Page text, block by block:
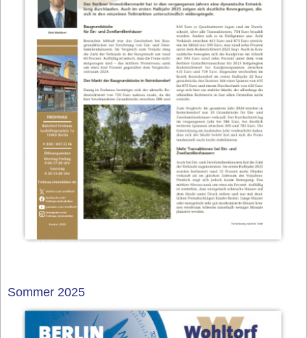
Sommer 2025